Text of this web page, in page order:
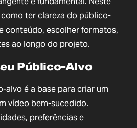
ter clareza do público-
conteúdo, escolher formatos,
ao longo do projeto.
Público-Alvo
alvo é a base para criar um
vídeo bem-sucedido.
preferências e